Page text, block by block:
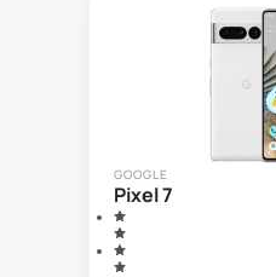
GOOGLE
Pixel 7